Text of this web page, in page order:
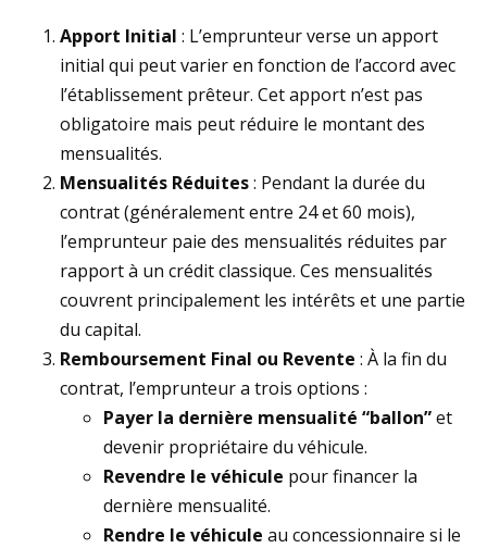
Apport Initial : L’emprunteur verse un apport
initial qui peut varier en fonction de l’accord avec
l’établissement prêteur. Cet apport n’est pas
obligatoire mais peut réduire le montant des
mensualités.
Mensualités Réduites: Pendant la durée du
contrat (généralement entre 24 et 60 mois),
l’emprunteur paie des mensualités réduites par
rapport à un crédit classique. Ces mensualités
couvrent principalement les intérêts et une partie
du capital.
Remboursement Final ou Revente : À la fin du
contrat, l’emprunteur a trois options :
Payer la dernière mensualité “ballon”et
devenir propriétaire du véhicule.
Revendre le véhicule pour financer la
dernière mensualité.
Rendre le véhicule au concessionnaire si le